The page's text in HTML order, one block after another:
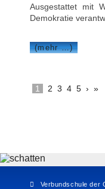
Ausgestattet mit
Demokratie
(mehr …)
1 2 3 4 5 › »
Verbundschule der